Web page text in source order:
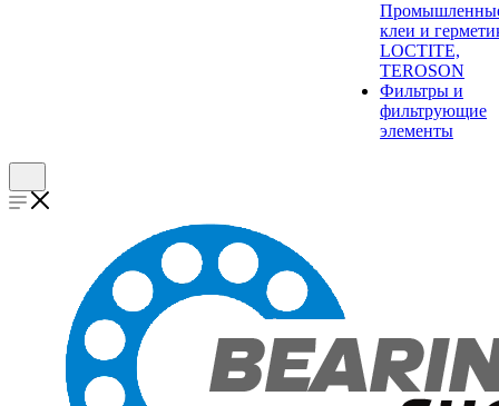
клеи и
LOCTITE,
TEROSON
Фильтры и
фильтрующие
элементы